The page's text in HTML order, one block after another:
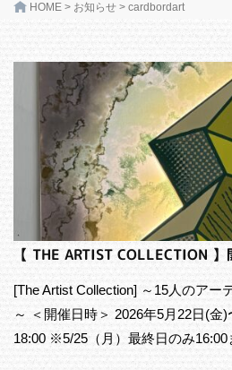
HOME > お知らせ > cardbordart
【 THE ARTIST COLLECTION
[The Artist Collection] ～15人のアー
～ ＜開催日時＞ 2026年5月22
18:00 ※5/25（月）最終日のみ